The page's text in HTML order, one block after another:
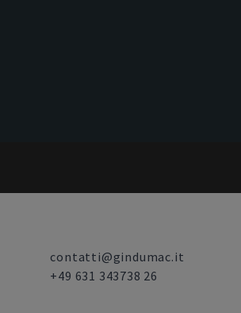
contatti@gindumac.it
+49 631 343738 26